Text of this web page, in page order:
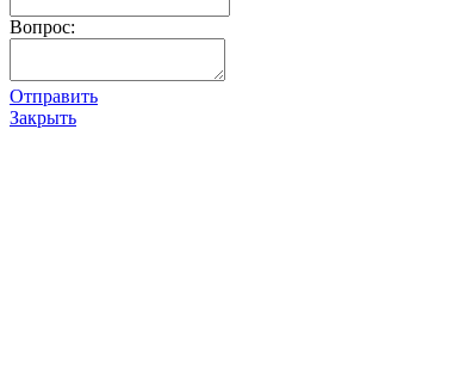
Вопрос:
Отправить
Закрыть